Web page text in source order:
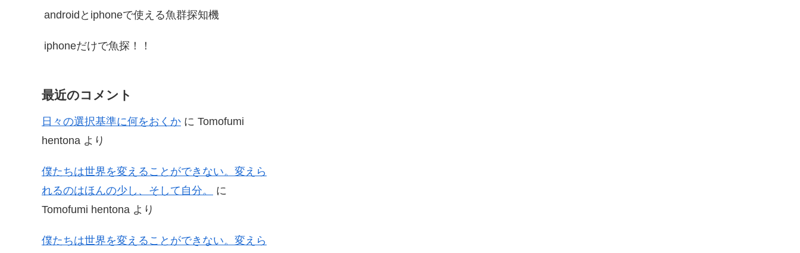
androidとiphoneで使える魚群探知機
iphoneだけで魚探！！
最近のコメント
日々の選択基準に何をおくか に Tomofumi
hentona より
僕たちは世界を変えることができない。変えら
れるのはほんの少し、そして自分。
に
Tomofumi hentona より
僕たちは世界を変えることができない。変えら